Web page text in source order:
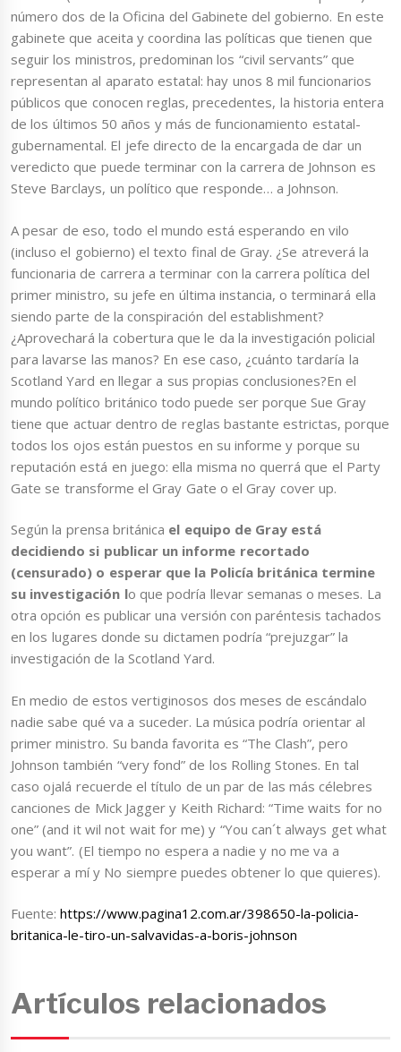
número dos de la Oficina del Gabinete del gobierno. En este
gabinete que aceita y coordina las políticas que tienen que
seguir los ministros, predominan los “civil servants” que
representan al aparato estatal: hay unos 8 mil funcionarios
públicos que conocen reglas, precedentes, la historia entera
de los últimos 50 años y más de funcionamiento estatal-
gubernamental. El jefe directo de la encargada de dar un
veredicto que puede terminar con la carrera de Johnson es
Steve Barclays, un político que responde… a Johnson.
A pesar de eso, todo el mundo está esperando en vilo
(incluso el gobierno) el texto final de Gray. ¿Se atreverá la
funcionaria de carrera a terminar con la carrera política del
primer ministro, su jefe en última instancia, o terminará ella
siendo parte de la conspiración del establishment?
¿Aprovechará la cobertura que le da la investigación policial
para lavarse las manos? En ese caso, ¿cuánto tardaría la
Scotland Yard en llegar a sus propias conclusiones?En el
mundo político británico todo puede ser porque Sue Gray
tiene que actuar dentro de reglas bastante estrictas, porque
todos los ojos están puestos en su informe y porque su
reputación está en juego: ella misma no querrá que el Party
Gate se transforme el Gray Gate o el Gray cover up.
Según la prensa británica el equipo de Gray está
decidiendo si publicar un informe recortado
(censurado) o esperar que la Policía británica termine
su investigación lo que podría llevar semanas o meses. La
otra opción es publicar una versión con paréntesis tachados
en los lugares donde su dictamen podría “prejuzgar” la
investigación de la Scotland Yard.
En medio de estos vertiginosos dos meses de escándalo
nadie sabe qué va a suceder. La música podría orientar al
primer ministro. Su banda favorita es “The Clash”, pero
Johnson también “very fond” de los Rolling Stones. En tal
caso ojalá recuerde el título de un par de las más célebres
canciones de Mick Jagger y Keith Richard: “Time waits for no
one” (and it wil not wait for me) y “You can´t always get what
you want”. (El tiempo no espera a nadie y no me va a
esperar a mí y No siempre puedes obtener lo que quieres).
Fuente:https://www.pagina12.com.ar/398650-la-policia-
britanica-le-tiro-un-salvavidas-a-boris-johnson
Artículos relacionados